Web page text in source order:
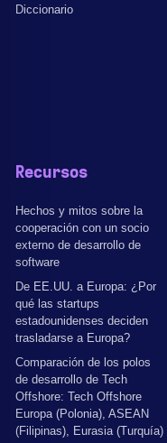
Diccionario
Recursos
Hechos y mitos sobre la
cooperación con un socio
externo de desarrollo de
software
De EE.UU. a Europa: ¿Por
qué las startups
estadounidenses deciden
trasladarse a Europa?
Comparación de los polos
de desarrollo de Tech
Offshore: Tech Offshore
Europa (Polonia), ASEAN
(Filipinas), Eurasia (Turquía)